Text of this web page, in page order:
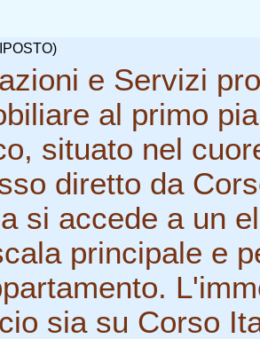
e Servizi
al primo
situato nel
diretto da
si accede a un
principale e
sia su Corso